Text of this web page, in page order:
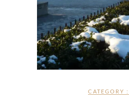
CATEGORY :